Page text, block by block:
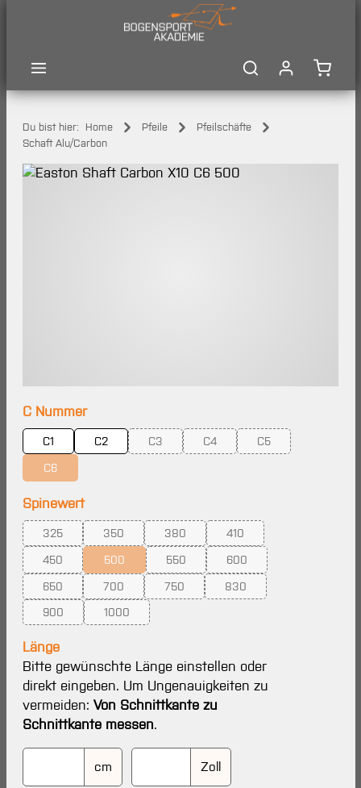
Du bist hier: Home Pfeile
Pfeilschäfte
Schaft Alu/Carbon
Bildergalerie überspringen
C Nummerauswählen
C1 C2 C3
(Diese Option ist zurzeit nicht verfügbar.)
C4
(Diese Option ist zurzeit nicht
C5
(Diese Option ist
C6
(Diese Option ist zurzeit nicht verfügbar.)
Spinewertauswählen
325
(Diese Option ist zurzeit nicht verfügbar.)
350
(Diese Option ist zurzeit nicht verfügbar.)
380
(Diese Option ist zurzeit nicht
410
(Diese Option ist zurzeit
450
(Diese Option ist zurzeit nicht verfügbar.)
500
(Diese Option ist zurzeit nicht verfügbar.)
550
(Diese Option ist zurzeit nicht
600
(Diese Option ist zurzeit
650
(Diese Option ist zurzeit nicht verfügbar.)
700
(Diese Option ist zurzeit nicht verfügbar.)
750
(Diese Option ist zurzeit nicht
830
(Diese Option ist zurzeit
900
(Diese Option ist zurzeit nicht verfügbar.)
1000
(Diese Option ist zurzeit nicht verfügbar.)
Länge
Bitte gewünschte Länge einstellen oder
direkt eingeben. Um Ungenauigkeiten zu
vermeiden: Von Schnittkante zu
Schnittkante messen.
cm Zoll